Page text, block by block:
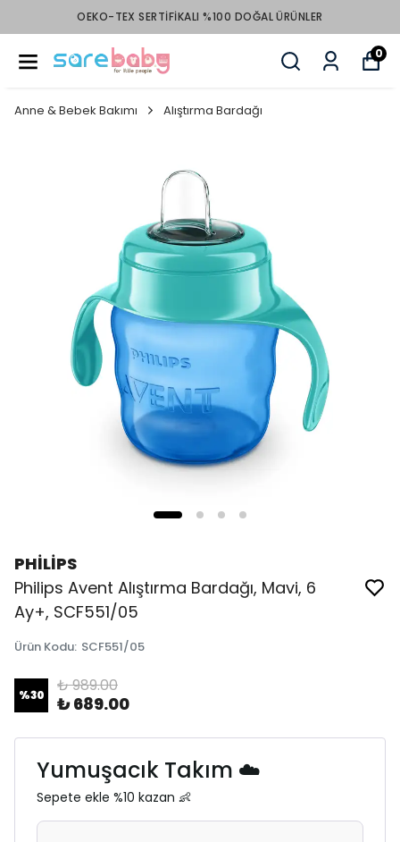
1000 TL VE ÜZERI ÜCRETSIZ
0
Anne & Bebek Bakımı Alıştırma Bardağı
PHİLİPS
Philips Avent Alıştırma Bardağı, Mavi, 6
Ay+, SCF551/05
Ürün Kodu: SCF551/05
%30 ₺ 989.00
₺ 689.00
Yumuşacık Takım ☁️
Sepete ekle %10 kazan 👶